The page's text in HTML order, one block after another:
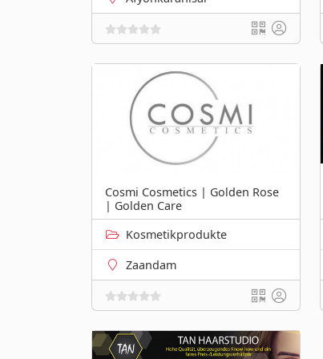
Cosmi Cosmetics | Golden Rose
| Golden Care
Kosmetikprodukte
Zaandam